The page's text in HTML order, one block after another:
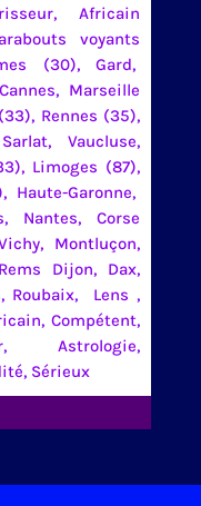
Africain
voyants
(30), Gard,
Marseille
Rennes (35),
Vaucluse,
Limoges (87),
Haute-Garonne,
Nantes, Corse
Montluçon,
Dijon, Dax,
Roubaix, Lens ,
Compétent,
Astrologie,
Sérieux